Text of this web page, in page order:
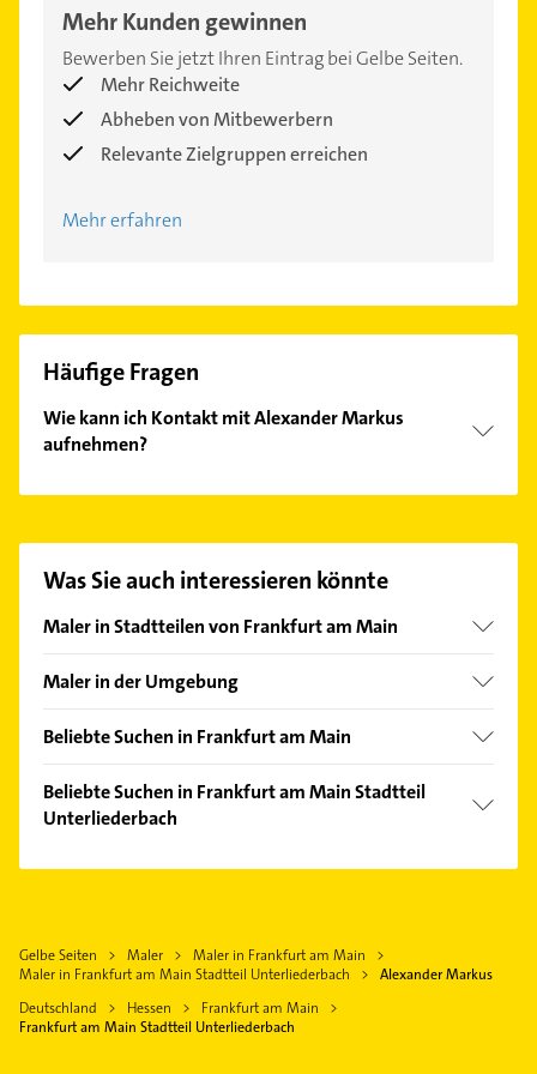
Mehr Kunden gewinnen
Bewerben Sie jetzt Ihren Eintrag bei Gelbe Seiten.
Mehr Reichweite
Abheben von Mitbewerbern
Relevante Zielgruppen erreichen
Mehr erfahren
Häufige Fragen
Wie kann ich Kontakt mit Alexander Markus
aufnehmen?
finden Sie alleKontaktdaten.
Was Sie auch interessieren könnte
Maler in Stadtteilen von Frankfurt am Main
Bergen-Enkheim
Eckenheim
Fechenheim
Ginnheim
Höchst
Harheim
Heddernheim
Maler in der Umgebung
Bad Soden am Taunus
Kelsterbach
Hattersheim am Main
Kronberg im Taunus
Eppstein
Beliebte Suchen in Frankfurt am Main
Fensterbauer
Fenster
Hausarzt
Allgemeinarzt
Arzt
Beliebte Suchen in Frankfurt am Main Stadtteil
Unterliederbach
Allgemeinarzt
Steuerberater
Gelbe Seiten Maler
Maler in Frankfurt am Main
Maler in Frankfurt am Main Stadtteil Unterliederbach
Alexander Markus
Deutschland
Hessen
Frankfurt am Main
Frankfurt am Main Stadtteil Unterliederbach